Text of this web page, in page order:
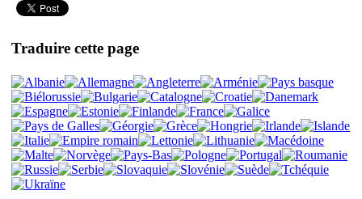
Traduire cette page